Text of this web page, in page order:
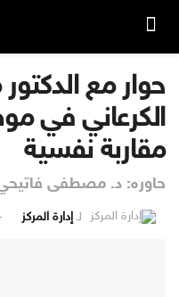
حوار مع
الكرعاني في
مقاربة نفسية
حاوره: د. مصطفى
لـ إدارة المركز